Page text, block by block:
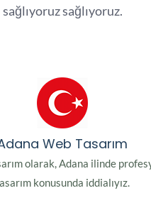
sağlıyoruz sağlıyoruz.
Web Tasarım
olarak, Adana ilinde
konusunda iddialıyız.